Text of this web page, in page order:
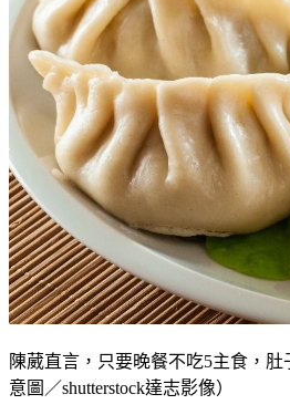
陳葳直言，只要晚餐不吃5主食，
意圖／shutterstock達志影像）